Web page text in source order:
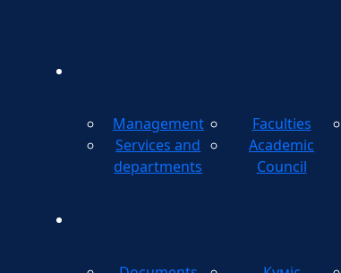
Management
Services and
departments
Faculties
Academic
Council